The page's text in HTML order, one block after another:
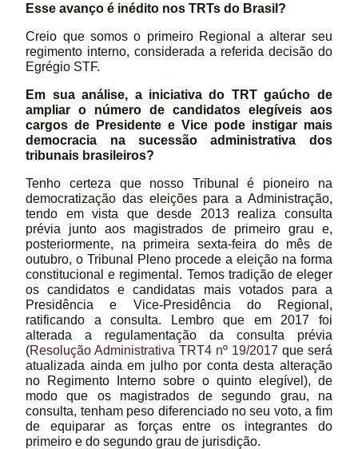
Esse avanço é inédito nos TRTs do Brasil?
Creio que somos o primeiro Regional a alterar seu
regimento interno, considerada a referida decisão do
Egrégio STF.
Em sua análise, a iniciativa do TRT gaúcho de
ampliar o número de candidatos elegíveis aos
cargos de Presidente e Vice pode instigar mais
democracia na sucessão administrativa dos
tribunais brasileiros?
Tenho certeza que nosso Tribunal é pioneiro na
democratização das eleições para a Administração,
tendo em vista que desde 2013 realiza consulta
prévia junto aos magistrados de primeiro grau e,
posteriormente, na primeira sexta-feira do mês de
outubro, o Tribunal Pleno procede a eleição na forma
constitucional e regimental. Temos tradição de eleger
os candidatos e candidatas mais votados para a
Presidência e Vice-Presidência do Regional,
ratificando a consulta. Lembro que em 2017 foi
alterada a regulamentação da consulta prévia
(Resolução Administrativa TRT4 nº 19/2017 que será
atualizada ainda em julho por conta desta alteração
no Regimento Interno sobre o quinto elegível), de
modo que os magistrados de segundo grau, na
consulta, tenham peso diferenciado no seu voto, a fim
de equiparar as forças entre os integrantes do
primeiro e do segundo grau de jurisdição.